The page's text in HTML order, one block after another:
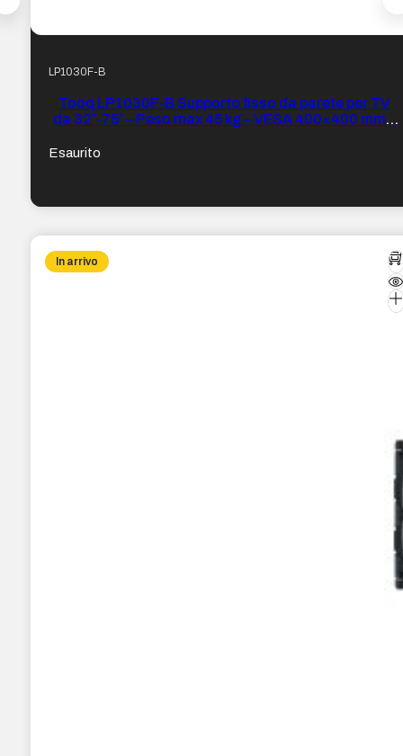
LP1030F-B
Tooq LP1030F-B Supporto fisso da parete per TV
da 32″-75″ – Peso max 45 kg – VESA 400×400 mm –
Esaurito
In arrivo